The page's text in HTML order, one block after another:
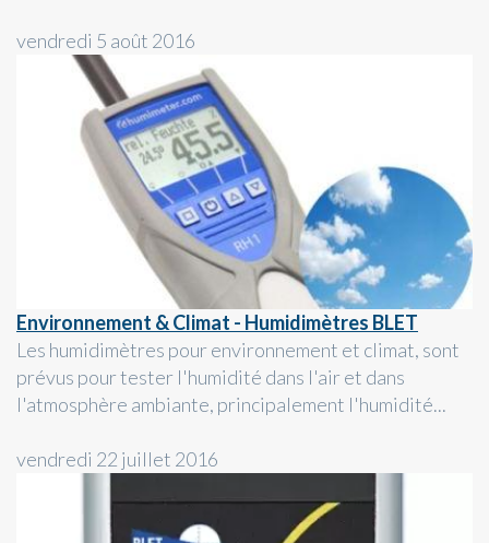
vendredi 5 août 2016
Environnement & Climat - Humidimètres BLET
Les humidimètres pour environnement et climat, sont
prévus pour tester l'humidité dans l'air et dans
l'atmosphère ambiante, principalement l'humidité...
vendredi 22 juillet 2016